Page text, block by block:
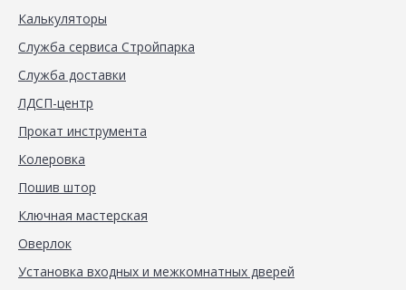
Калькуляторы
Служба сервиса Стройпарка
Служба доставки
ЛДСП-центр
Прокат инструмента
Колеровка
Пошив штор
Ключная мастерская
Оверлок
Установка входных и межкомнатных дверей